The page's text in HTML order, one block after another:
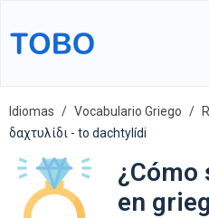
Idiomas Vocabulario Griego
δαχτυλίδι - to dachtylídi
¿Cómo
en